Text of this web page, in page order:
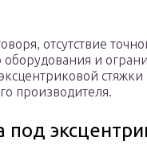
отсутствие
оборудования и
стяжки
производителя.
под